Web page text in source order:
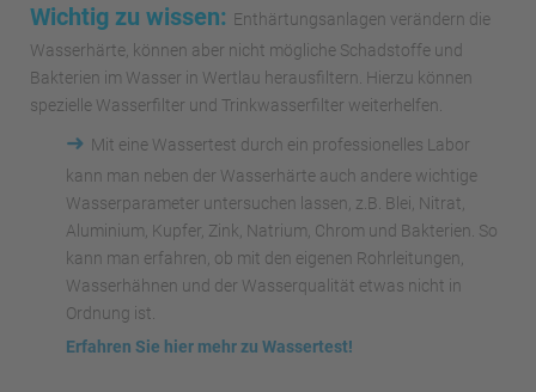
Wichtig zu wissen: Enthärtungsanlagen verändern die
Wasserhärte, können aber nicht mögliche Schadstoffe und
Bakterien im Wasser in Wertlau herausfiltern. Hierzu können
spezielle Wasserfilter und Trinkwasserfilter weiterhelfen.
➜ Mit eine Wassertest durch ein professionelles Labor
kann man neben der Wasserhärte auch andere wichtige
Wasserparameter untersuchen lassen, z.B. Blei, Nitrat,
Aluminium, Kupfer, Zink, Natrium, Chrom und Bakterien. So
kann man erfahren, ob mit den eigenen Rohrleitungen,
Wasserhähnen und der Wasserqualität etwas nicht in
Ordnung ist.
Erfahren Sie hier mehr zu Wassertest!